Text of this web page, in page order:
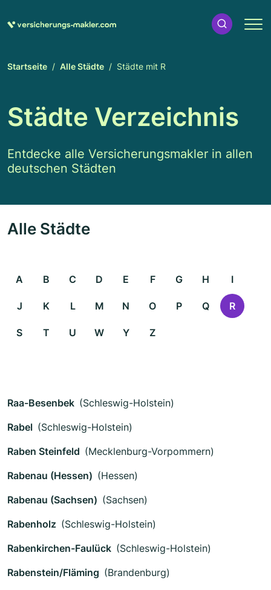
Startseite Alle Städte Städte mit R
Städte Verzeichnis
Entdecke alle Versicherungsmakler in allen
deutschen Städten
Alle Städte
A B C D E F G H I
J K L M N O P Q R
S T U W Y Z
Raa-Besenbek (Schleswig-Holstein)
Rabel (Schleswig-Holstein)
Raben Steinfeld (Mecklenburg-Vorpommern)
Rabenau (Hessen) (Hessen)
Rabenau (Sachsen) (Sachsen)
Rabenholz (Schleswig-Holstein)
Rabenkirchen-Faulück (Schleswig-Holstein)
Rabenstein/Fläming (Brandenburg)